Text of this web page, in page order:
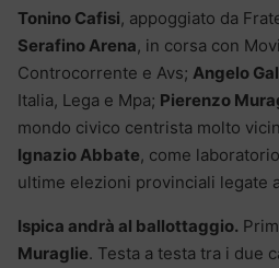
Tonino Cafisi, appoggiato da
Serafino Arena, in corsa con
Controcorrente e Avs; Angelo
Italia, Lega e Mpa; Pierenzo
mondo civico centrista molto
Ignazio Abbate, come
ultime elezioni provinciali legate
Ispica andrà al ballottaggio.
Muraglie. Testa a testa tra i due